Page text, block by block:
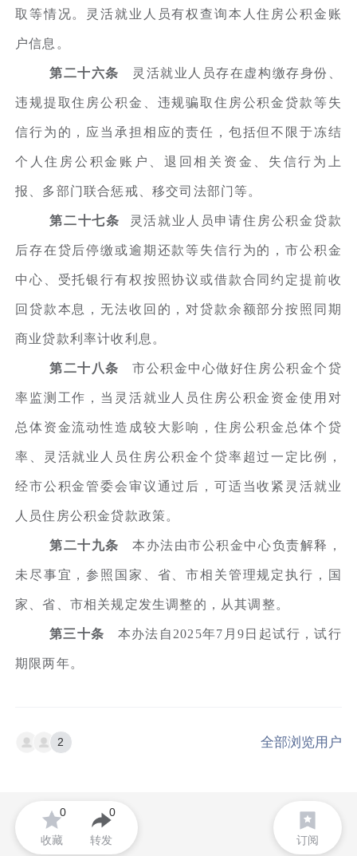
取等情况。灵活就业人员有权查询本人住房公积金账
户信息。
第二十六条 灵活就业人员存在虚构缴存身份、
违规提取住房公积金、违规骗取住房公积金贷款等失
信行为的，应当承担相应的责任，包括但不限于冻结
个人住房公积金账户、退回相关资金、失信行为上
报、多部门联合惩戒、移交司法部门等。
第二十七条 灵活就业人员申请住房公积金贷款
后存在贷后停缴或逾期还款等失信行为的，市公积金
中心、受托银行有权按照协议或借款合同约定提前收
回贷款本息，无法收回的，对贷款余额部分按照同期
商业贷款利率计收利息。
第二十八条市公积金中心做好住房公积金个贷
率监测工作，当灵活就业人员住房公积金资金使用对
总体资金流动性造成较大影响，住房公积金总体个贷
率、灵活就业人员住房公积金个贷率超过一定比例，
经市公积金管委会审议通过后，可适当收紧灵活就业
人员住房公积金贷款政策。
第二十九条本办法由市公积金中心负责解释，
未尽事宜，参照国家、省、市相关管理规定执行，国
家、省、市相关规定发生调整的，从其调整。
第三十条 本办法自2025年7月9日起试行，试行
期限两年。
2 全部浏览用户
收藏
0
转发
0
订阅